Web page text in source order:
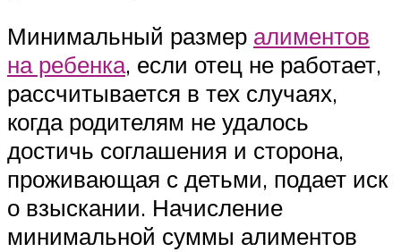
Минимальный размер алиментов
на ребенка, если отец не работает,
рассчитывается в тех случаях,
когда родителям не удалось
достичь соглашения и сторона,
проживающая с детьми, подает иск
о взыскании. Начисление
минимальной суммы алиментов